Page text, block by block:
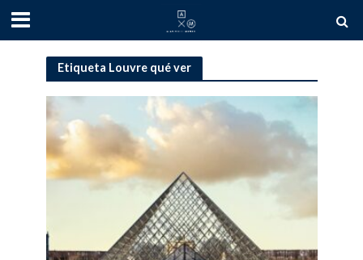
Etiqueta Louvre qué ver